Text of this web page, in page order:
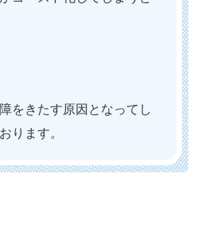
をきたす原因となってし
ります。